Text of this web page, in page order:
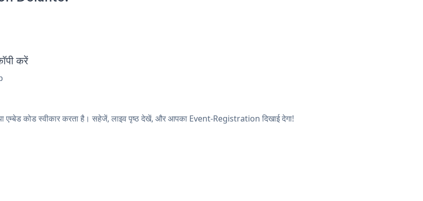
करें
कोड स्वीकार करता है। सहेजें, लाइव पृष्ठ देखें, और आपका Event-Registration दिखाई देगा!